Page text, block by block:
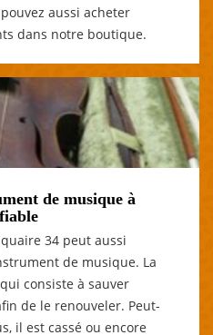
aussi acheter
dans notre boutique.
de musique à
34 peut aussi
de musique. La
consiste à sauver
de le renouveler. Peut-
il est cassé ou encore